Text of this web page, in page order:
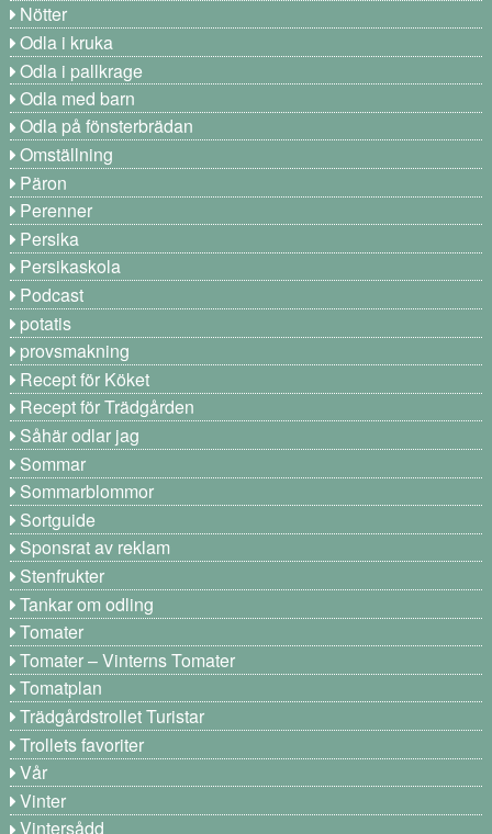
Nötter
Odla i kruka
Odla i pallkrage
Odla med barn
Odla på fönsterbrädan
Omställning
Päron
Perenner
Persika
Persikaskola
Podcast
potatis
provsmakning
Recept för Köket
Recept för Trädgården
Såhär odlar jag
Sommar
Sommarblommor
Sortguide
Sponsrat av reklam
Stenfrukter
Tankar om odling
Tomater
Tomater – Vinterns Tomater
Tomatplan
Trädgårdstrollet Turistar
Trollets favoriter
Vår
Vinter
Vintersådd